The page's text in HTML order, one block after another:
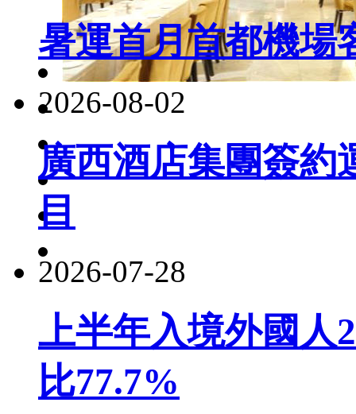
暑運首月首都機場
2026-08-02
廣西酒店集團簽約
目
2026-07-28
上半年入境外國人
比77.7%